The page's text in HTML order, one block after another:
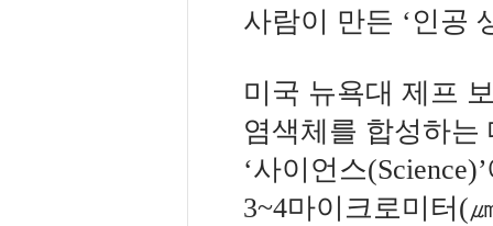
사람이 만든 ‘인공
미국 뉴욕대 제프
염색체를 합성하는
‘사이언스
3~4마이크로미터(